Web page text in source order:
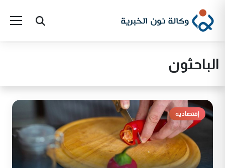
الباحثون
إقتصادية